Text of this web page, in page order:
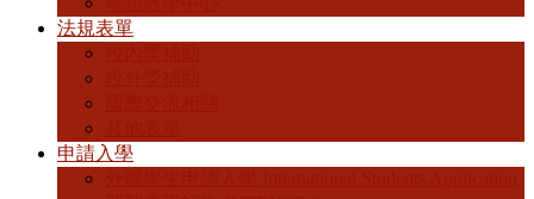
法規表單
申請入學